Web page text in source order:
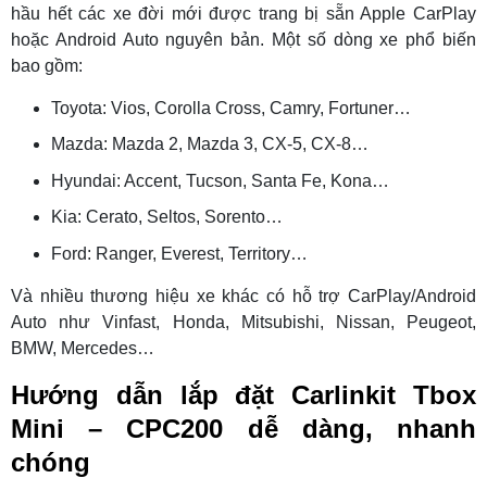
hầu hết các xe đời mới được trang bị sẵn Apple CarPlay
hoặc Android Auto nguyên bản. Một số dòng xe phổ biến
bao gồm:
Toyota: Vios, Corolla Cross, Camry, Fortuner…
Mazda: Mazda 2, Mazda 3, CX-5, CX-8…
Hyundai: Accent, Tucson, Santa Fe, Kona…
Kia: Cerato, Seltos, Sorento…
Ford: Ranger, Everest, Territory…
Và nhiều thương hiệu xe khác có hỗ trợ CarPlay/Android
Auto như Vinfast, Honda, Mitsubishi, Nissan, Peugeot,
BMW, Mercedes…
Hướng dẫn lắp đặt Carlinkit Tbox
Mini – CPC200 dễ dàng, nhanh
chóng